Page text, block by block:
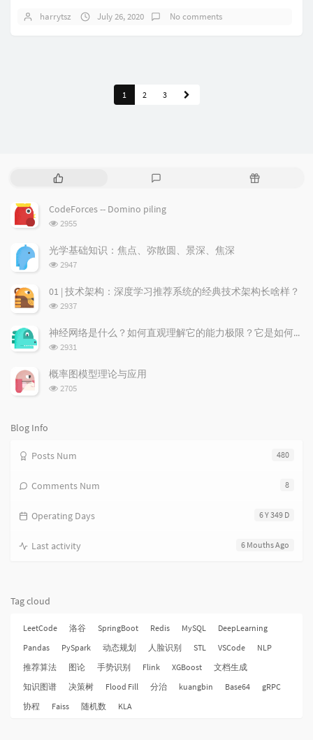
harrytsz July 26, 2020 No comments
1 2 3
P
p
u
a
r
r
t
c
l
s
e
t
m
n
R
t
l
CodeForces -- Domino piling
浏
次
数:
2955
光学基础知识：焦点、弥散圆、景深、焦深
浏
次
数:
2947
01 | 技术架构：深度学习推荐系统的经典技术架构长啥样？
浏
次
数:
2937
神经网络是什么？如何直观理解它的能力极限？它是如何无限逼近真理？
浏
次
数:
2931
概率图模型理论与应用
浏
2705
Blog Info
480
Posts Num
8
Comments Num
6 Y 349 D
Operating Days
6 Mouths Ago
Last activity
Tag cloud
LeetCode 洛谷 SpringBoot Redis MySQL
DeepLearning
Pandas
PySpark 动态规划 人脸识别 STL VSCode
NLP
推荐算法
图论 手势识别 Flink XGBoost
文档生成
知识图谱
决策树 Flood Fill 分治 kuangbin Base64
gRPC
协程
Faiss 随机数 KLA